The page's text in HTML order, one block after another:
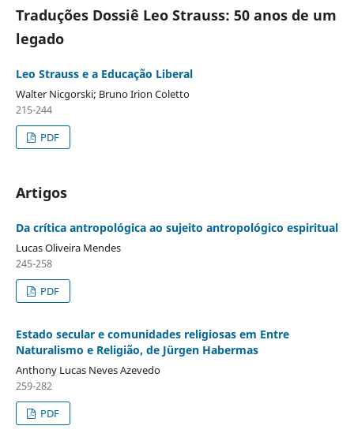
Traduções Dossiê Leo Strauss: 50 anos de um
legado
Leo Strauss e a Educação Liberal
Walter Nicgorski; Bruno Irion Coletto
215-244
PDF
Artigos
Da crítica antropológica ao sujeito antropológico espiritual
Lucas Oliveira Mendes
245-258
PDF
Estado secular e comunidades religiosas em Entre
Naturalismo e Religião, de Jürgen Habermas
Anthony Lucas Neves Azevedo
259-282
PDF